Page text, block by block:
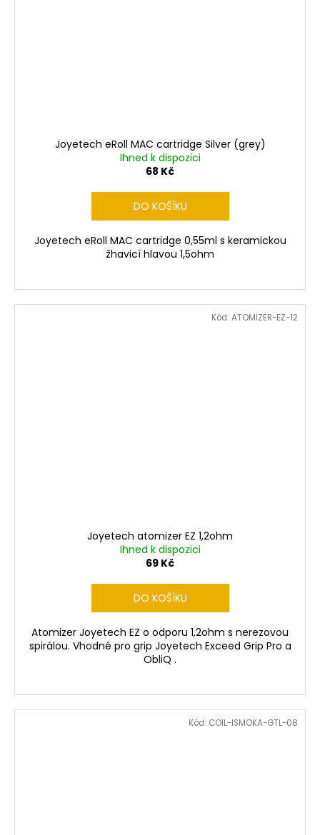
Joyetech eRoll MAC cartridge Silver (grey)
Ihned k dispozici
68 Kč
DO KOŠÍKU
Joyetech eRoll MAC cartridge 0,55ml s keramickou
žhavicí hlavou 1,5ohm
Joyetech atomizer EZ 1,2ohm
Ihned k dispozici
69 Kč
DO KOŠÍKU
Atomizer Joyetech EZ o odporu 1,2ohm s nerezovou
spirálou. Vhodné pro grip Joyetech Exceed Grip Pro a
ObliQ .
Kód: ATOMIZER-EZ-12
Kód: COIL-ISMOKA-GTL-08